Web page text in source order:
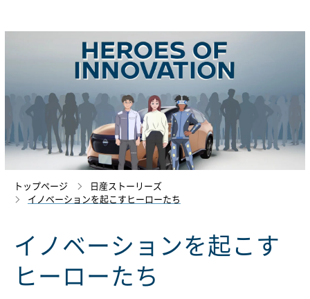
トップページ
日産ストーリーズ
イノベーションを起こすヒーローたち
イノベーションを起こす
ヒーローたち